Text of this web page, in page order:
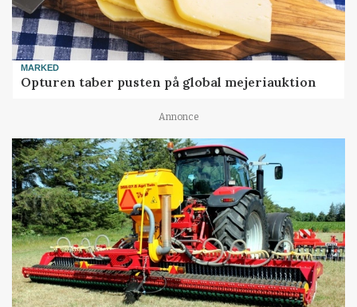
MARKED
Opturen taber pusten på global mejeriauktion
Annonce